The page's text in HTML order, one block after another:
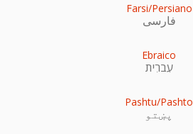
Farsi/Persiano
فارسی
Ebraico
עִברִית
Pashtu/Pashto
پښتو